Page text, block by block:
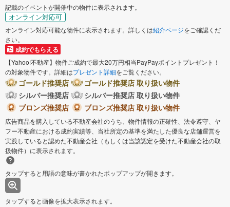
記載のイベントが開催中の物件に表示されます。
オンライン対応可
オンライン対応可能な物件に表示されます。詳しくは紹介ページをご確認くだ
さい。
成約でもらえる
【Yahoo!不動産】物件ご成約で最大20万円相当PayPayポイントプレゼント！
の対象物件です。詳細はプレゼント詳細をご覧ください。
ゴールド推奨店
ゴールド推奨店 取り扱い物件
シルバー推奨店
シルバー推奨店 取り扱い物件
ブロンズ推奨店
ブロンズ推奨店 取り扱い物件
広告商品を購入している不動産会社のうち、物件情報の正確性、法令遵守、ヤ
フー不動産における成約実績等、当社所定の基準を満たした優良な店舗運営を
実践していると認めた不動産会社（もしくは当該認定を受けた不動産会社の取
扱物件）に表示されます。
タップすると用語の意味が書かれたポップアップが開きます。
タップすると画像を拡大表示されます。